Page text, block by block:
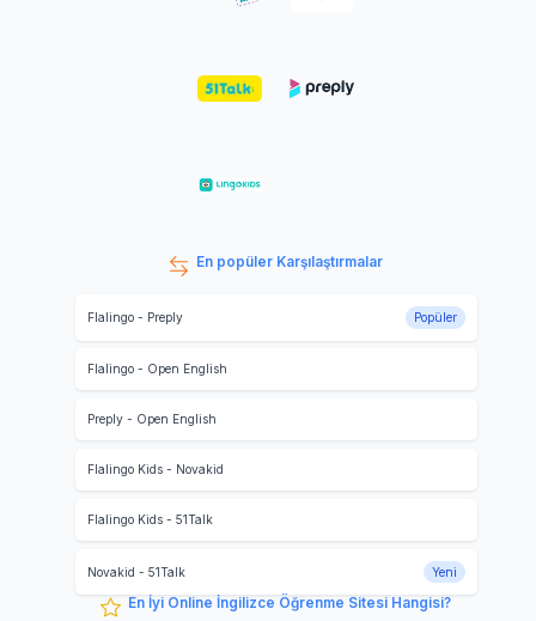
En popüler Karşılaştırmalar
Flalingo- Preply Popüler
Flalingo- Open English
Preply- Open English
Flalingo Kids- Novakid
Flalingo Kids- 51Talk
Novakid - 51Talk Yeni
En İyi Online İngilizce Öğrenme Sitesi Hangisi?